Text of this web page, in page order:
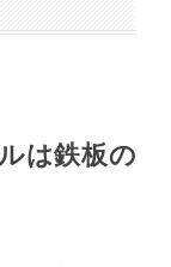
は鉄板の